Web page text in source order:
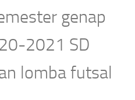
genap
2021 SD
lomba futsal